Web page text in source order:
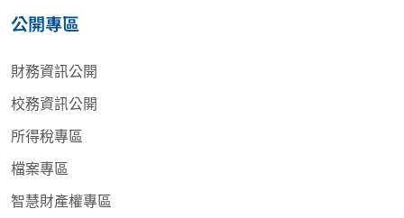
公開專區
財務資訊公開
校務資訊公開
所得稅專區
檔案專區
智慧財產權專區